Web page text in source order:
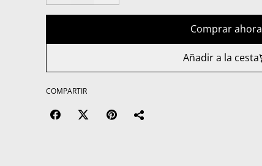
Comprar ahora
Añadir a la cesta
COMPARTIR